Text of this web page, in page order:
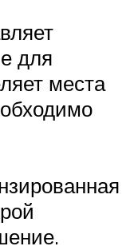
для
места